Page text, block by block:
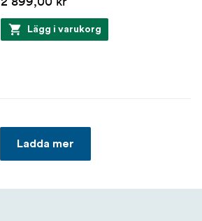
Lägg i varukorg
Ladda mer